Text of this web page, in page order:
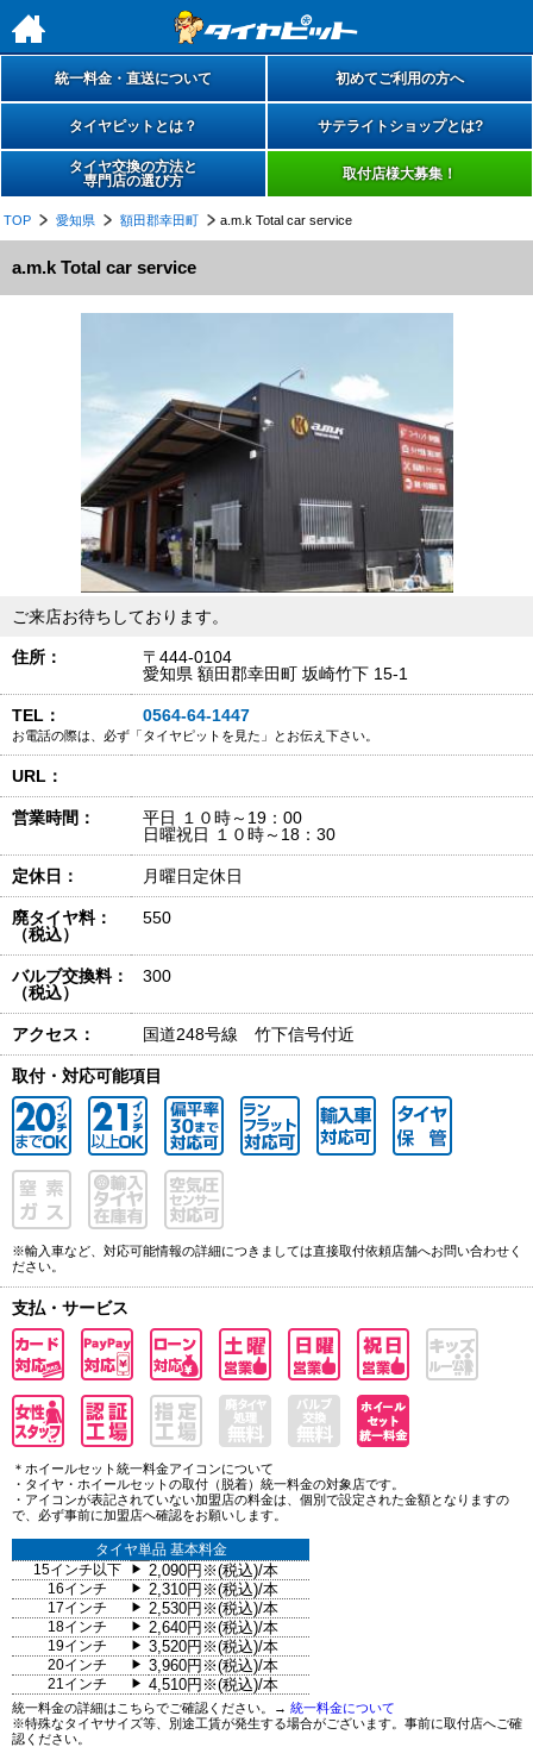
h
統一料金・直送について 初めてご利用の方へ
タイヤピットとは？ サテライトショップとは?
タイヤ交換の方法と
専門店の選び方
取付店様大募集！
TOP 愛知県 額田郡幸田町 a.m.k Total car service
a.m.k Total car service
ご来店お待ちしております。
住所：
〒444-0104
愛知県 額田郡幸田町 坂崎竹下 15-1
TEL： 0564-64-1447
お電話の際は、必ず「タイヤピットを見た」とお伝え下さい。
URL：
営業時間：
平日 １０時～19：00
日曜祝日 １０時～18：30
定休日： 月曜日定休日
廃タイヤ料：
（税込）
550
バルブ交換料：
（税込）
300
アクセス： 国道248号線 竹下信号付近
取付・対応可能項目
※輸入車など、対応可能情報の詳細につきましては直接取付依頼店舗へお問い合わせく
ださい。
支払・サービス
＊ホイールセット統一料金アイコンについて
・タイヤ・ホイールセットの取付（脱着）統一料金の対象店です。
・アイコンが表記されていない加盟店の料金は、個別で設定された金額となりますの
で、必ず事前に加盟店へ確認をお願いします。
タイヤ単品 基本料金
15インチ以下
▶ 2,090円※(税込)/本
16インチ ▶ 2,310円※(税込)/本
17インチ ▶ 2,530円※(税込)/本
18インチ ▶ 2,640円※(税込)/本
19インチ ▶ 3,520円※(税込)/本
20インチ ▶ 3,960円※(税込)/本
21インチ ▶ 4,510円※(税込)/本
統一料金の詳細はこちらでご確認ください。→ 統一料金について
※特殊なタイヤサイズ等、別途工賃が発生する場合がございます。事前に取付店へご確
認ください。